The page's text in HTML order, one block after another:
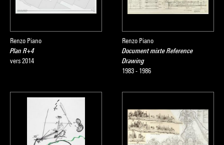
Renzo Piano
Plan R+4
vers 2014
Renzo Piano
Document mixte Reference
Drawing
1983 - 1986